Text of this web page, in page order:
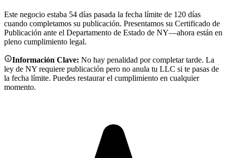
Este negocio estaba 54 días pasada la fecha límite de 120 días
cuando completamos su publicación. Presentamos su Certificado de
Publicación ante el Departamento de Estado de NY—ahora están en
pleno cumplimiento legal.
Información Clave: No hay penalidad por completar tarde. La
ley de NY requiere publicación pero no anula tu LLC si te pasas de
la fecha límite. Puedes restaurar el cumplimiento en cualquier
momento.